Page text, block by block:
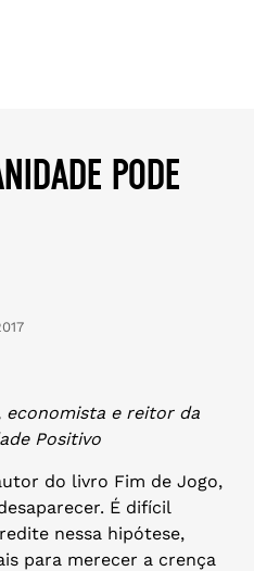
pode
economista e reitor da
Positivo
do livro Fim de Jogo,
É difícil
nessa hipótese,
para merecer a crença